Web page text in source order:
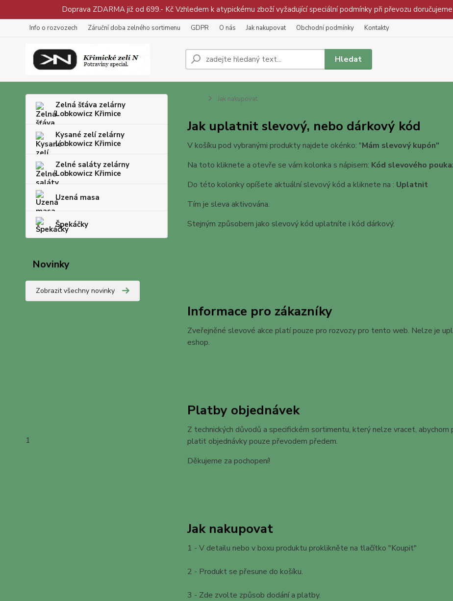
Doprava ZDARMA již od 699.- Kč Vzhledem k atypickému zboží vyžadující speciální podmínky při převozu
Info o rozvozech Záruční doba zelného sortimenu GDPR O nás Jak nakupovat Obchodní podmínky Kontakty
Hledat
Zelná šťáva zelárny
Lobkowicz Křimice
Kysané zelí zelárny
Lobkowicz Křimice
Zelné saláty zelárny
Lobkowicz Křimice
Uzená masa
Špekáčky
Novinky
Zobrazit všechny novinky
1
Jak nakupovat
Jak uplatnit slevový, nebo dárkový kód
V košíku pod vybranými produkty najdete okénko: "Mám slevový kupón"
Na toto kliknete a otevře se vám kolonka s nápisem: Kód slevového
Do této kolonky opíšete aktuální slevový kód a kliknete na : Uplatnit
Tím je sleva aktivována.
Stejným způsobem jako slevový kód uplatníte i kód dárkový.
Informace pro zákazníky
Zveřejněné slevové akce platí pouze pro rozvozy pro tento web. Nelze je
eshop.
Platby objednávek
Z technických důvodů a specifickém sortimentu, který nelze vracet,
platit objednávky pouze převodem předem.
Děkujeme za pochopení!
Jak nakupovat
1 - V detailu nebo v boxu produktu proklikněte na tlačítko "Koupit"
2 - Produkt se přesune do košíku.
3 - Zde zvolte způsob dodání a platby.